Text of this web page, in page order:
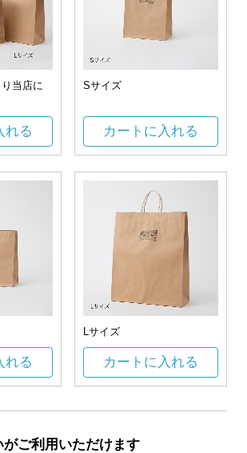
当店に
れる
Sサイズ
カートに入れる
れる
Lサイズ
カートに入れる
がご利用いただけます